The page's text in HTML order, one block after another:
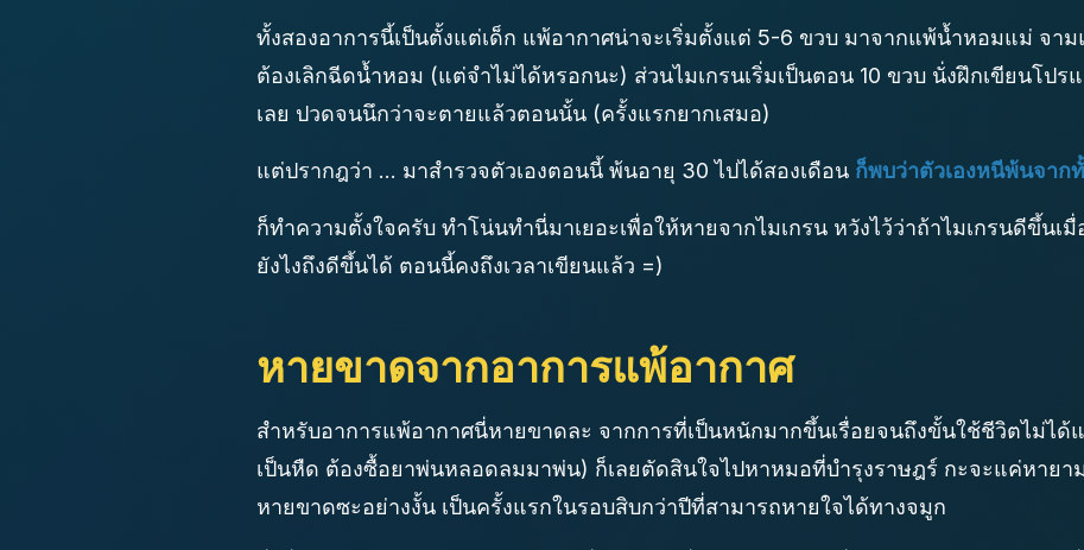
ทั้งสองอาการนี้เป็นตั้งแต่เด็ก แพ้อากาศน่าจะเริ่มตั้งแต่ 5-6 ขวบ มาจากแพ้น้ำหอมแม่ จา
ต้องเลิกฉีดน้ำหอม (แต่จำไม่ได้หรอกนะ) ส่วนไมเกรนเริ่มเป็นตอน 10 ขวบ นั่งฝึกเขียนโป
เลย ปวดจนนึกว่าจะตายแล้วตอนนั้น (ครั้งแรกยากเสมอ)
แต่ปรากฎว่า ... มาสำรวจตัวเองตอนนี้ พ้นอายุ 30 ไปได้สองเดือน ก็พบว่าตัวเองหนีพ้นจาก
ก็ทำความตั้งใจครับ ทำโน่นทำนี่มาเยอะเพื่อให้หายจากไมเกรน หวังไว้ว่าถ้าไมเกรนดีขึ้นเ
ยังไงถึงดีขึ้นได้ ตอนนี้คงถึงเวลาเขียนแล้ว =)
หายขาดจากอาการแพ้อากาศ
สำหรับอาการแพ้อากาศนี่หายขาดละ จากการที่เป็นหนักมากขึ้นเรื่อยจนถึงขั้นใช้ชีวิตไม่ได้
เป็นหืด ต้องซื้อยาพ่นหลอดลมมาพ่น) ก็เลยตัดสินใจไปหาหมอที่บำรุงราษฎร์ กะจะแค่หาย
หายขาดซะอย่างงั้น เป็นครั้งแรกในรอบสิบกว่าปีที่สามารถหายใจได้ทางจมูก